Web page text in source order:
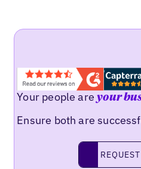
Your people areyour
Ensure both are
request a